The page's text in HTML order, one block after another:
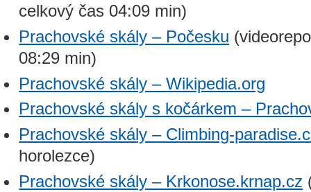
celkový čas 04:09 min)
Prachovské skály – Počesku
08:29 min)
Prachovské skály – Wikipedia.org
Prachovské skály s kočárkem –
Prachovské skály – Climbing-
horolezce)
Prachovské skály – Krkonose.krnap.cz